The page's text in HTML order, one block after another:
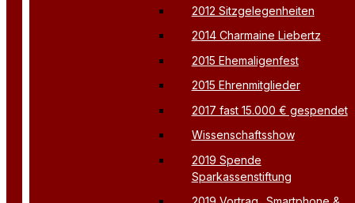
2012 Sitzgelegenheiten
2014 Charmaine Liebertz
2015 Ehemaligenfest
2015 Ehrenmitglieder
2017 fast 15.000 € gespendet
Wissenschaftsshow
2019 Spende
Sparkassenstiftung